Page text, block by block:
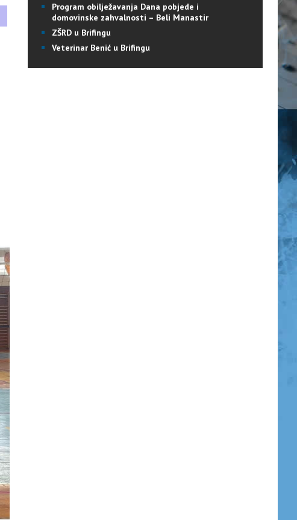
Program obilježavanja Dana pobjede i
domovinske zahvalnosti – Beli Manastir
ZŠRD u Brifingu
Veterinar Benić u Brifingu